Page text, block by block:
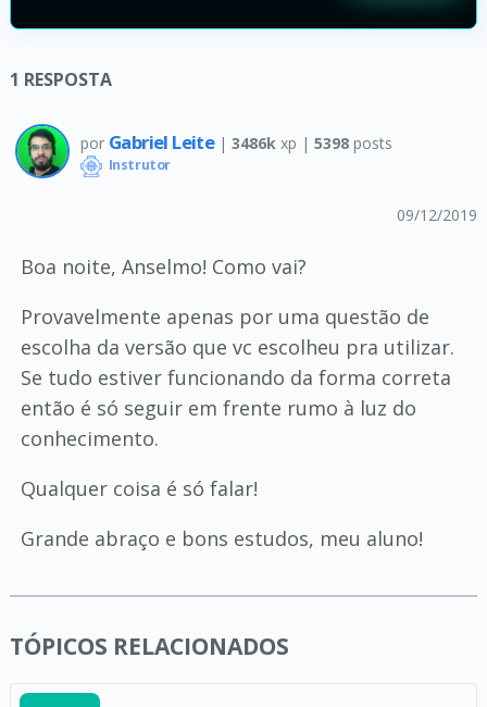
1 RESPOSTA
por Gabriel Leite | 3486k xp | 5398posts
Instrutor
09/12/2019
Boa noite, Anselmo! Como vai?
Provavelmente apenas por uma questão de
escolha da versão que vc escolheu pra utilizar.
Se tudo estiver funcionando da forma correta
então é só seguir em frente rumo à luz do
conhecimento.
Qualquer coisa é só falar!
Grande abraço e bons estudos, meu aluno!
TÓPICOS RELACIONADOS